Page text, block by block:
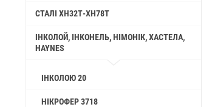
СТАЛІ ХН32Т-ХН78Т
ІНКОЛОЙ, ІНКОНЕЛЬ, НІМОНІК, ХАСТЕЛА,
HAYNES
ІНКОЛОЮ 20
НІКРОФЕР 3718